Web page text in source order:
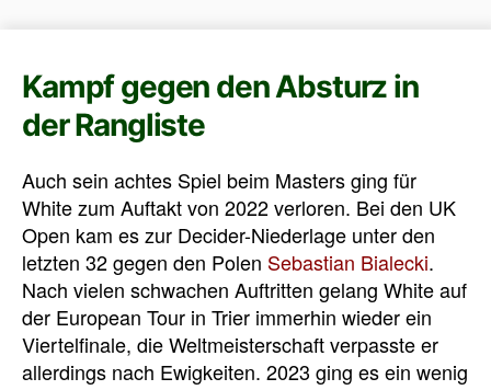
Kampf gegen den Absturz in
der Rangliste
Auch sein achtes Spiel beim Masters ging für
White zum Auftakt von 2022 verloren. Bei den UK
Open kam es zur Decider-Niederlage unter den
letzten 32 gegen den Polen Sebastian Bialecki.
Nach vielen schwachen Auftritten gelang White auf
der European Tour in Trier immerhin wieder ein
Viertelfinale, die Weltmeisterschaft verpasste er
allerdings nach Ewigkeiten. 2023 ging es ein wenig